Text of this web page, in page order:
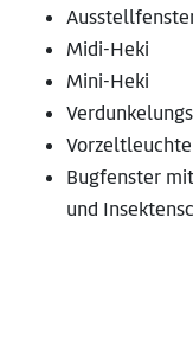
Midi-Heki
Mini-Heki
Vorzeltleuchte
Bugfenster
und